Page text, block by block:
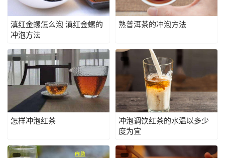
滇红金螺怎么泡 滇红金螺的
冲泡方法
熟普洱茶的冲泡方法
怎样冲泡红茶
冲泡调饮红茶的水温以多少
度为宜